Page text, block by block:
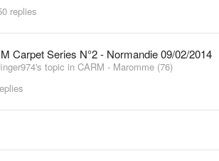
replies
Carpet Series N°2 - Normandie 09/02/2014
topic in CARM - Maromme (76)